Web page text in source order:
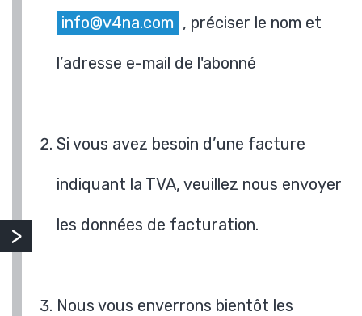
info@v4na.com , préciser le nom et
l’adresse e-mail de l'abonné
Si vous avez besoin d’une facture
indiquant la TVA, veuillez nous envoyer
les données de facturation.
Nous vous enverrons bientôt les